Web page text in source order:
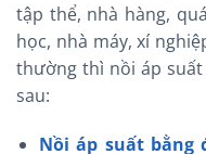
tập thể, nhà hàng,
học, nhà máy, xí
thường thì nồi áp
sau:
Nồi áp suất bằng